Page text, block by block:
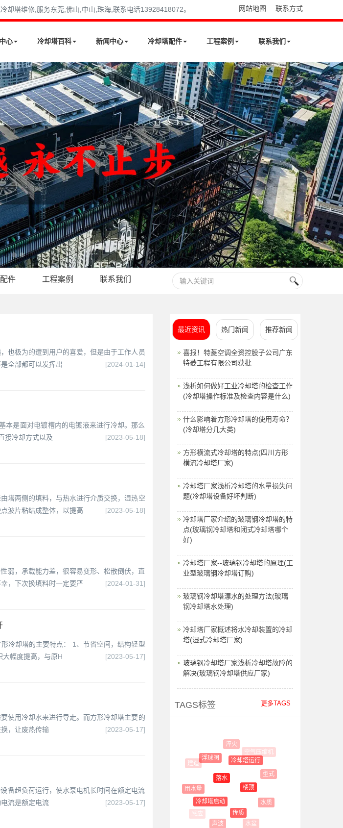
却塔维修,服务东莞,佛山,中山,珠海,联系电话13928418072。 网站地图 联系方式
心 冷却塔百科 新闻中心 冷却塔配件 工程案例 联系我们
件 工程案例 联系我们
也极为的遭到用户的喜爱，但是由于工作人员
全部都可以发挥出
[2024-01-14]
本是面对电镀槽内的电镀液来进行冷却。那么
接冷却方式以及
[2023-05-18]
塔两侧的填料，与热水进行介质交换，湿热空
波片粘结成整体，以提高
[2023-05-18]
弱，承载能力差，很容易变形、松散倒伏，直
，下次换填料时一定要严
[2024-01-31]
冷却塔的主要特点： 1、节省空间，结构轻型
幅度提高，与原H
[2023-05-17]
使用冷却水来进行导走。而方形冷却塔主要的
，让废热传输
[2023-05-17]
备超负荷运行，使水泵电机长时间在额定电流
流是额定电流
[2023-05-17]
最近资讯 热门新闻 推荐新闻
喜报！特菱空调全资控股子公司广东
特菱工程有限公司获批
浅析如何做好工业冷却塔的检查工作
(冷却塔操作标准及检查内容是什么)
什么影响着方形冷却塔的使用寿命？
(冷却塔分几大类)
方形横流式冷却塔的特点(四川方形
横流冷却塔厂家)
冷却塔厂家浅析冷却塔的水量损失问
题(冷却塔设备好坏判断)
冷却塔厂家介绍的玻璃钢冷却塔的特
点(玻璃钢冷却塔和闭式冷却塔哪个
好)
冷却塔厂家--玻璃钢冷却塔的原理(工
业型玻璃钢冷却塔订购)
玻璃钢冷却塔漂水的处理方法(玻璃
钢冷却塔水处理)
冷却塔厂家概述将水冷却装置的冷却
塔(湿式冷却塔厂家)
玻璃钢冷却塔厂家浅析冷却塔故障的
解决(玻璃钢冷却塔供应厂家)
TAGS标签 更多TAGS
用水量
冷却塔启动
落水
浮球阀
声波
传质
楼顶
冷却塔运行
淬火
水盆
水质
型式
空气压缩机
运作